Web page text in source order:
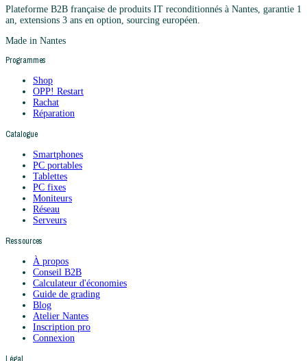
Plateforme B2B française de produits IT reconditionnés à Nantes, garantie 1
an, extensions 3 ans en option, sourcing européen.
Made in Nantes
Programmes
Shop
OPP! Restart
Rachat
Réparation
Catalogue
Smartphones
PC portables
Tablettes
PC fixes
Moniteurs
Réseau
Serveurs
Ressources
À propos
Conseil B2B
Calculateur d'économies
Guide de grading
Blog
Atelier Nantes
Inscription pro
Connexion